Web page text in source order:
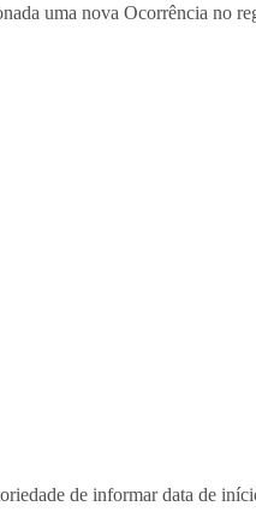
uma nova Ocorrência no
de informar data de